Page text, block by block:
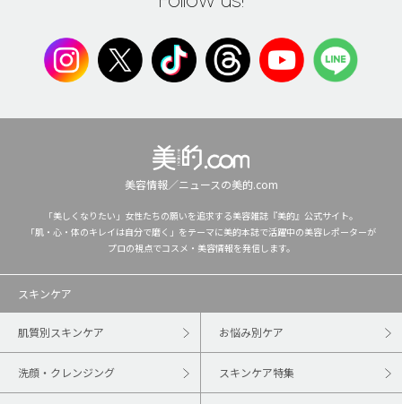
美容情報／ニュースの美的.com
「美しくなりたい」女性たちの願いを追求する美容雑誌『美的』公式サイト。
「肌・心・体のキレイは自分で磨く」をテーマに美的本誌で活躍中の美容レポーターが
プロの視点でコスメ・美容情報を発信します。
スキンケア
肌質別スキンケア お悩み別ケア
洗顔・クレンジング スキンケア特集